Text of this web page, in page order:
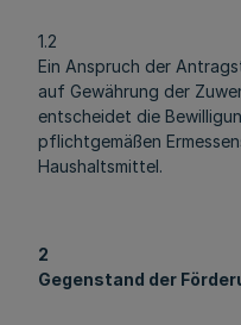
1.2
Ein Anspruch der
auf Gewährung der
entscheidet die
pflichtgemäßen
Haushaltsmittel.
2
Gegenstand der